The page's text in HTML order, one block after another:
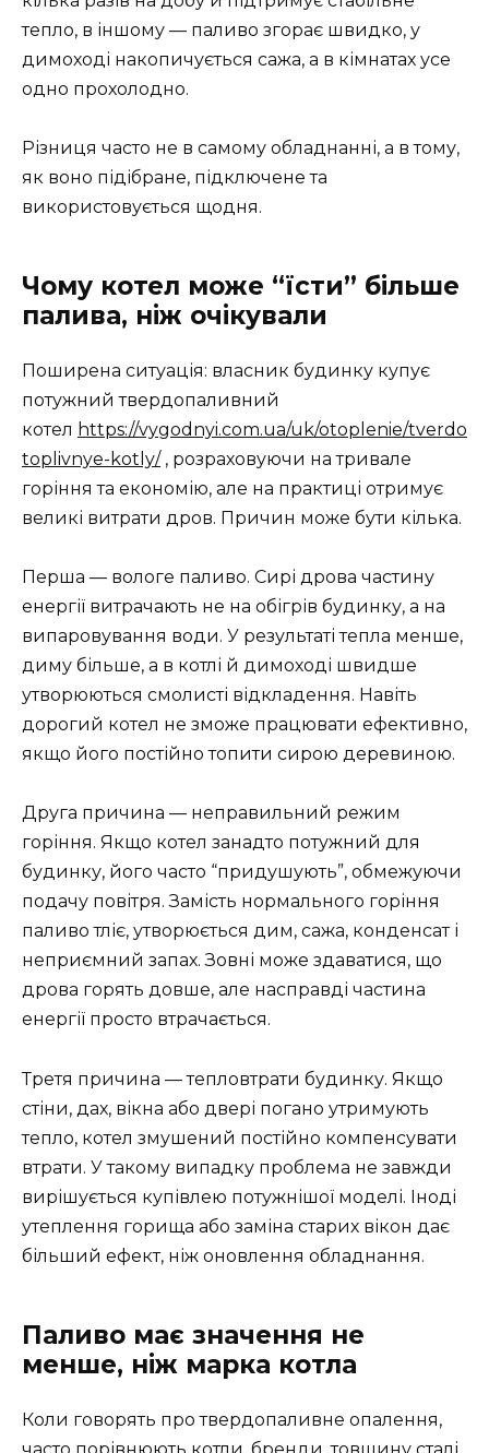
тепло, в іншому — паливо згорає швидко, у
димоході накопичується сажа, а в кімнатах усе
одно прохолодно.
Різниця часто не в самому обладнанні, а в тому,
як воно підібране, підключене та
використовується щодня.
Чому котел може “їсти” більше
палива, ніж очікували
Поширена ситуація: власник будинку купує
потужний твердопаливний
котел https://vygodnyi.com.ua/uk/otoplenie/tverdo
toplivnye-kotly/, розраховуючи на тривале
горіння та економію, але на практиці отримує
великі витрати дров. Причин може бути кілька.
Перша — вологе паливо. Сирі дрова частину
енергії витрачають не на обігрів будинку, а на
випаровування води. У результаті тепла менше,
диму більше, а в котлі й димоході швидше
утворюються смолисті відкладення. Навіть
дорогий котел не зможе працювати ефективно,
якщо його постійно топити сирою деревиною.
Друга причина — неправильний режим
горіння. Якщо котел занадто потужний для
будинку, його часто “придушують”, обмежуючи
подачу повітря. Замість нормального горіння
паливо тліє, утворюється дим, сажа, конденсат і
неприємний запах. Зовні може здаватися, що
дрова горять довше, але насправді частина
енергії просто втрачається.
Третя причина — тепловтрати будинку. Якщо
стіни, дах, вікна або двері погано утримують
тепло, котел змушений постійно компенсувати
втрати. У такому випадку проблема не завжди
вирішується купівлею потужнішої моделі. Іноді
утеплення горища або заміна старих вікон дає
більший ефект, ніж оновлення обладнання.
Паливо має значення не
менше, ніж марка котла
Коли говорять про твердопаливне опалення,
часто порівнюють котли, бренди, товщину сталі